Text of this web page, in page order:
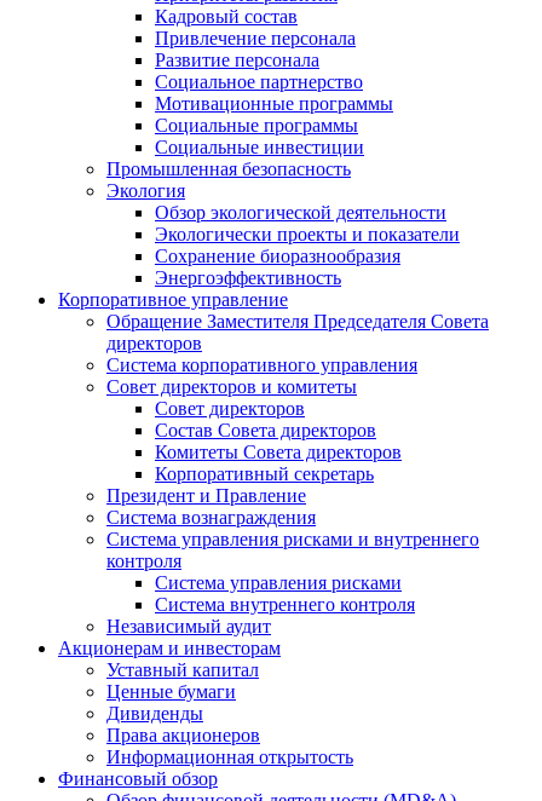
Кадровый состав
Привлечение персонала
Развитие персонала
Социальное партнерство
Мотивационные программы
Социальные программы
Социальные инвестиции
Промышленная безопасность
Экология
Обзор экологической деятельности
Экологически проекты и показатели
Сохранение биоразнообразия
Энергоэффективность
Корпоративное управление
Обращение Заместителя Председателя Совета
директоров
Система корпоративного управления
Совет директоров и комитеты
Совет директоров
Состав Совета директоров
Комитеты Совета директоров
Корпоративный секретарь
Президент и Правление
Система вознаграждения
Система управления рисками и внутреннего
контроля
Система управления рисками
Система внутреннего контроля
Независимый аудит
Акционерам и инвесторам
Уставный капитал
Ценные бумаги
Дивиденды
Права акционеров
Информационная открытость
Финансовый обзор